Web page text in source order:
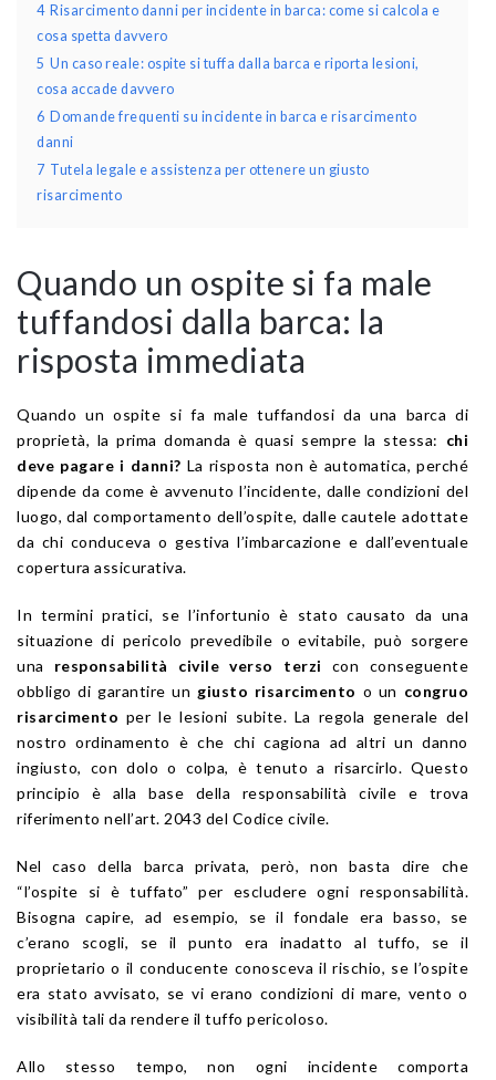
4 Risarcimento danni per incidente in barca: come si calcola e
cosa spetta davvero
5 Un caso reale: ospite si tuffa dalla barca e riporta lesioni,
cosa accade davvero
6 Domande frequenti su incidente in barca e risarcimento
danni
7 Tutela legale e assistenza per ottenere un giusto
risarcimento
Quando un ospite si fa male
tuffandosi dalla barca: la
risposta immediata
Quando un ospite si fa male tuffandosi da una barca di
proprietà, la prima domanda è quasi sempre la stessa: chi
deve pagare i danni? La risposta non è automatica, perché
dipende da come è avvenuto l’incidente, dalle condizioni del
luogo, dal comportamento dell’ospite, dalle cautele adottate
da chi conduceva o gestiva l’imbarcazione e dall’eventuale
copertura assicurativa.
In termini pratici, se l’infortunio è stato causato da una
situazione di pericolo prevedibile o evitabile, può sorgere
una responsabilità civile verso terzi con conseguente
obbligo di garantire un giusto risarcimento o un congruo
risarcimento per le lesioni subite. La regola generale del
nostro ordinamento è che chi cagiona ad altri un danno
ingiusto, con dolo o colpa, è tenuto a risarcirlo. Questo
principio è alla base della responsabilità civile e trova
riferimento nell’art. 2043 del Codice civile.
Nel caso della barca privata, però, non basta dire che
“l’ospite si è tuffato” per escludere ogni responsabilità.
Bisogna capire, ad esempio, se il fondale era basso, se
c’erano scogli, se il punto era inadatto al tuffo, se il
proprietario o il conducente conosceva il rischio, se l’ospite
era stato avvisato, se vi erano condizioni di mare, vento o
visibilità tali da rendere il tuffo pericoloso.
Allo stesso tempo, non ogni incidente comporta